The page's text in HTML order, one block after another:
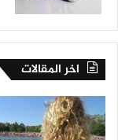
اخر المقالات